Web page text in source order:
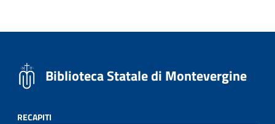
Biblioteca Statale di Montevergine
RECAPITI